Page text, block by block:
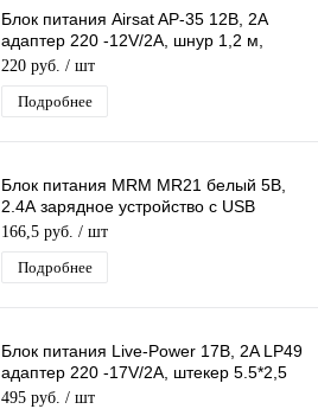
Блок питания Airsat AP-35 12В, 2A
адаптер 220 -12V/2A, шнур 1,2 м,
штекер 5.5*2,5 мм
220 руб. / шт
Подробнее
Блок питания MRM MR21 белый 5В,
2.4А зарядное устройство с USB
портом
166,5 руб. / шт
Подробнее
Блок питания Live-Power 17В, 2A LP49
адаптер 220 -17V/2A, штекер 5.5*2,5
мм
495 руб. / шт